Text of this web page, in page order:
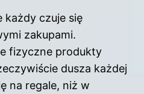
każdy czuje się
zakupami.
fizyczne produkty
dusza każdej
na regale, niż w